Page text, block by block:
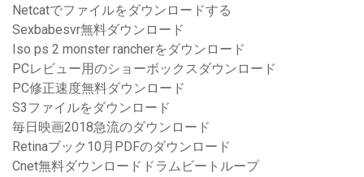
Netcatでファイルをダウンロードする
Sexbabesvr無料ダウンロード
Iso ps 2 monster rancherをダウンロード
PCレビュー用のショーボックスダウンロード
PC修正速度無料ダウンロード
S3ファイルをダウンロード
毎日映画2018急流のダウンロード
Retinaブック10月PDFのダウンロード
Cnet無料ダウンロードドラムビートループ